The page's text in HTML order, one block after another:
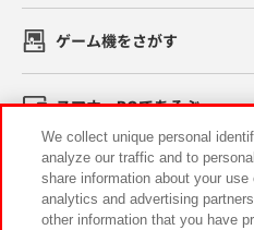
ゲーム機をさがす
スマホ・PCであそぶ
イベント・キャンペーン
We collect unique personal
analyze our traffic and to
share information about your
analytics and advertising
other information that you have